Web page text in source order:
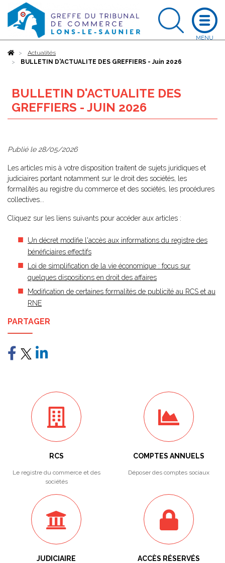
AccueilActualités
BULLETIN D'ACTUALITE DES GREFFIERS - Juin 2026
BULLETIN D'ACTUALITE DES
GREFFIERS - JUIN 2026
Publié le 28/05/2026
Les articles mis à votre disposition traitent de sujets juridiques et
judiciaires portant notamment sur le droit des sociétés, les
formalités au registre du commerce et des sociétés, les procédures
collectives...
Cliquez sur les liens suivants pour accéder aux articles :
Un décret modifie l'accès aux informations du registre des
bénéficiaires effectifs
Loi de simplification de la vie économique : focus sur
quelques dispositions en droit des affaires
Modification de certaines formalités de publicité au RCS et au
RNE
PARTAGER
RCS
Le registre du commerce et des
sociétés
COMPTES ANNUELS
Déposer des comptes sociaux
JUDICIAIRE ACCÈS RÉSERVÉS